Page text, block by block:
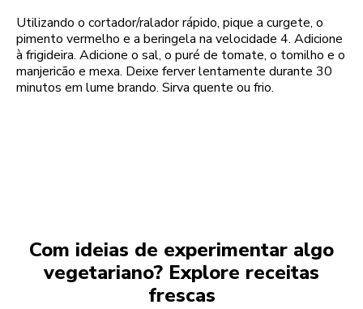
Utilizando o cortador/ralador rápido, pique a curgete, o
pimento vermelho e a beringela na velocidade 4. Adicione
à frigideira. Adicione o sal, o puré de tomate, o tomilho e o
manjericão e mexa. Deixe ferver lentamente durante 30
minutos em lume brando. Sirva quente ou frio.
Com ideias de experimentar algo
vegetariano? Explore receitas
frescas